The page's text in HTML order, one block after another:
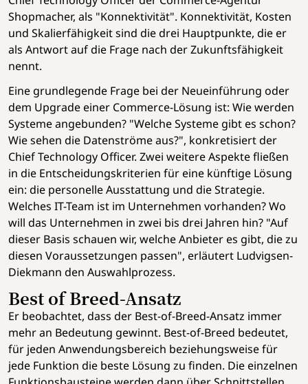
Shopmacher, als "Konnektivität". Konnektivität, Kosten
und Skalierfähigkeit sind die drei Hauptpunkte, die er
als Antwort auf die Frage nach der Zukunftsfähigkeit
nennt.
Eine grundlegende Frage bei der Neueinführung oder
dem Upgrade einer Commerce-Lösung ist: Wie werden
Systeme angebunden? "Welche Systeme gibt es schon?
Wie sehen die Datenströme aus?", konkretisiert der
Chief Technology Officer. Zwei weitere Aspekte fließen
in die Entscheidungskriterien für eine künftige Lösung
ein: die personelle Ausstattung und die Strategie.
Welches IT-Team ist im Unternehmen vorhanden? Wo
will das Unternehmen in zwei bis drei Jahren hin? "Auf
dieser Basis schauen wir, welche Anbieter es gibt, die zu
diesen Voraussetzungen passen", erläutert Ludvigsen-
Diekmann den Auswahlprozess.
Best of Breed-Ansatz
Er beobachtet, dass der Best-of-Breed-Ansatz immer
mehr an Bedeutung gewinnt. Best-of-Breed bedeutet,
für jeden Anwendungsbereich beziehungsweise für
jede Funktion die beste Lösung zu finden. Die einzelnen